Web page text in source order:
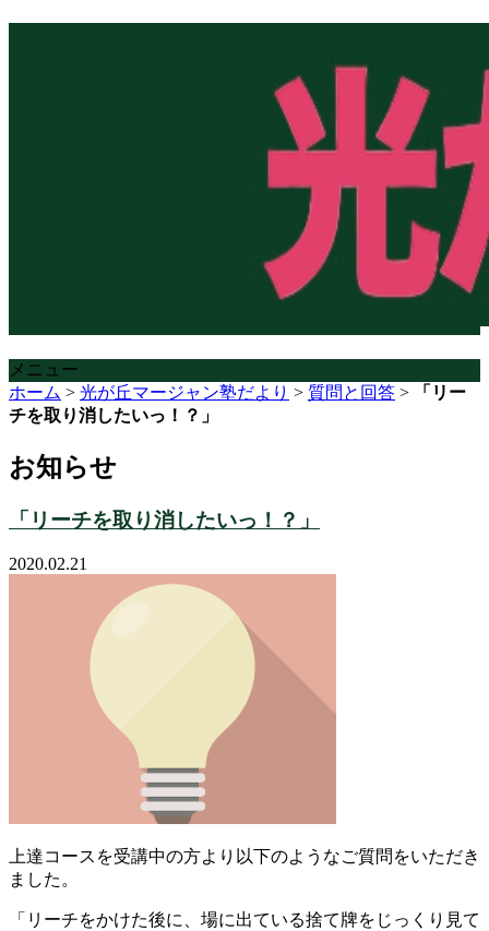
メニュー
ホーム > 光が丘マージャン塾だより > 質問と回答 >
「リー
チを取り消したいっ！？」
お知らせ
「リーチを取り消したいっ！？」
2020.02.21
上達コースを受講中の方より以下のようなご質問をいただき
ました。
「リーチをかけた後に、場に出ている捨て牌をじっくり見て